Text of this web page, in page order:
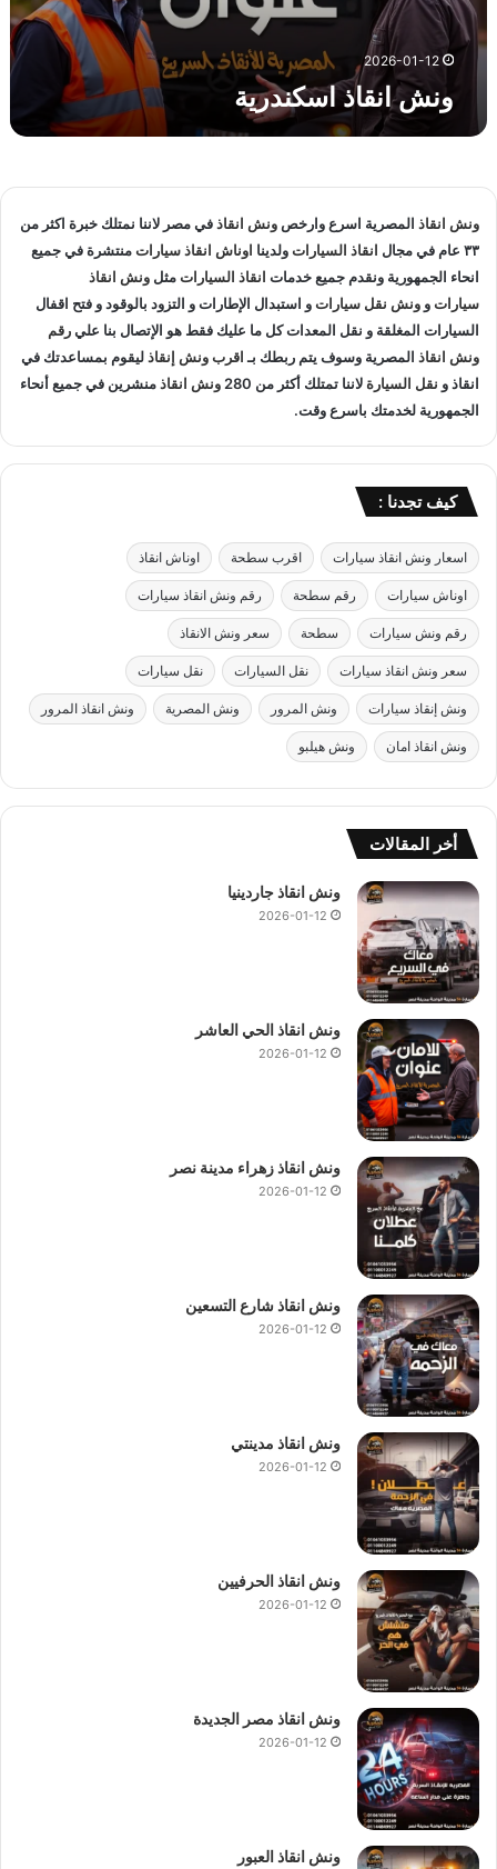
ك
ر
2026-01-12
ونش انقاذ اسكندرية
ونش انقاذ المصرية اسرع وارخص ونش انقاذفي مصر لاننا نمتلك خبرة اكثر من
٣٣ عام في مجال
انقاذ السياراتولدينا اوناش انقاذ سياراتمنتشرة في جميع
انحاء الجمهورية ونقدم جميع خدمات انقاذ السياراتمثل ونش انقاذ
سياراتو ونش نقل سياراتو استبدال الإطارات و التزود بالوقود و فتح اقفال
السيارات المغلقة و نقل المعدات كل ما عليك فقط هو الإتصال بنا عليرقم
ونش انقاذ المصرية وسوف يتم ربطك بـ اقرب ونش إنقاذليقوم بمساعدتك في
انقاذ و نقل السيارة لاننا تمتلك أكثر من 280 ونش انقاذمنشرين في جميع أنحاء
الجمهورية لخدمتك باسرع وقت.
كيف تجدنا :
اسعار ونش انقاذ سيارات اقرب سطحة اوناش انقاذ
اوناش سيارات رقم سطحة رقم ونش انقاذ سيارات
رقم ونش سيارات سطحة سعر ونش الانقاذ
سعر ونش انقاذ سيارات نقل السيارات نقل سيارات
ونش إنقاذ سيارات ونش المرور ونش المصرية ونش انقاذ المرور
ونش انقاذ امان ونش هيلبو
أخر المقالات
ونش انقاذ جاردينيا
2026-01-12
ونش انقاذ الحي العاشر
2026-01-12
ونش انقاذ زهراء مدينة نصر
2026-01-12
ونش انقاذ شارع التسعين
2026-01-12
ونش انقاذ مدينتي
2026-01-12
ونش انقاذ الحرفيين
2026-01-12
ونش انقاذ مصر الجديدة
2026-01-12
ونش انقاذ العبور